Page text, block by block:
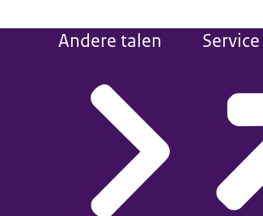
Andere talen Service